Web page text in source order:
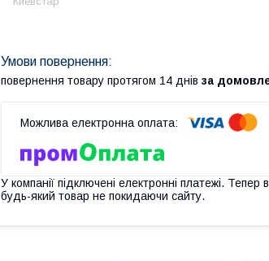
повернення товару протягом 14 днів за
У компанії підключені електронні платежі. Тепер
будь-який товар не покидаючи сайту.